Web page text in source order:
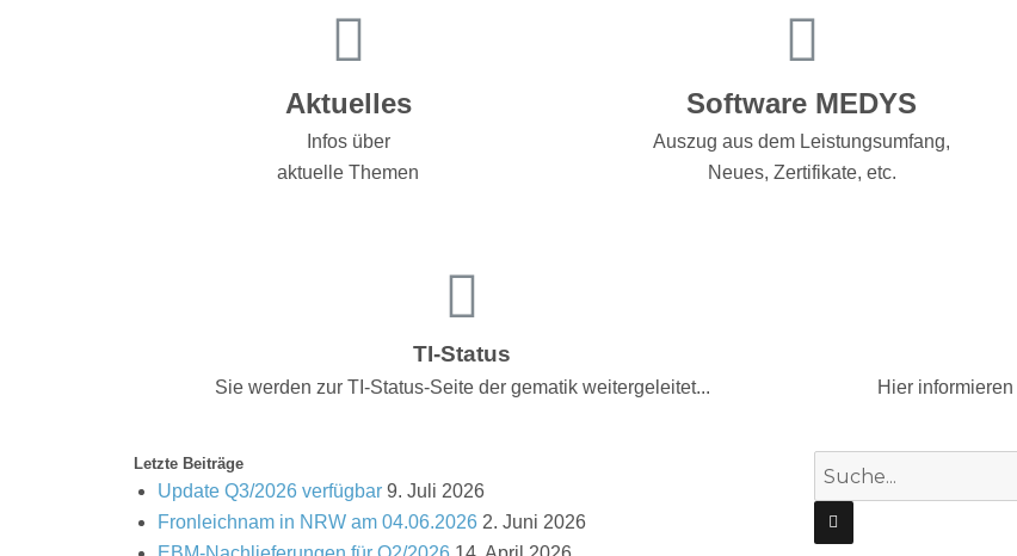
Aktuelles
Infos über
aktuelle Themen
Software MEDYS
Auszug aus dem Leistungsumfang,
Neues, Zertifikate, etc.
TI-Status
Sie werden zur TI-Status-Seite der gematik weitergeleitet... Hier
Letzte Beiträge
Update Q3/2026 verfügbar 9. Juli 2026
Fronleichnam in NRW am 04.06.2026 2. Juni 2026